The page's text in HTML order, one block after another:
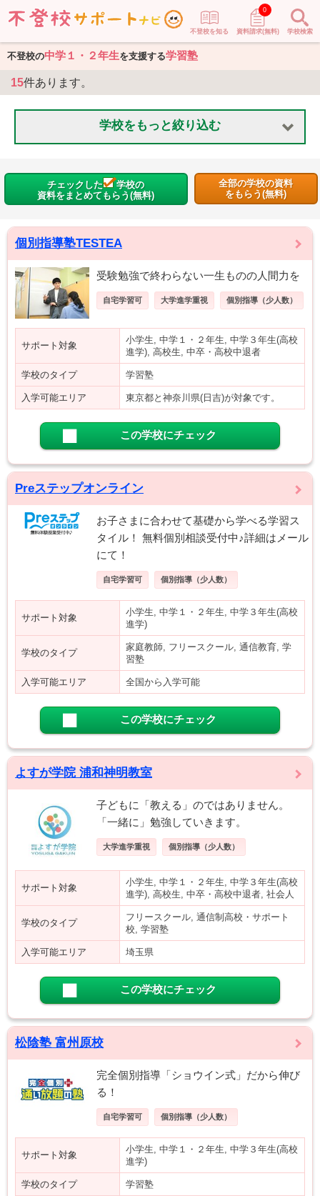
不登校を知る 資料請求(無料)
0
学校検索
不登校の中学１・２年生を支援する学習塾
15件あります。
学校をもっと絞り込む
チェックした
学校の
資料をまとめてもらう(無料)
全部の学校の資料
をもらう(無料)
個別指導塾TESTEA
受験勉強で終わらない一生ものの人間力を
自宅学習可 大学進学重視 個別指導（少人数）
サポート対象
小学生, 中学１・２年生, 中学３年生(高校
進学), 高校生, 中卒・高校中退者
学校のタイプ 学習塾
入学可能エリア 東京都と神奈川県(日吉)が対象です。
この学校にチェック
Preステップオンライン
お子さまに合わせて基礎から学べる学習ス
タイル！ 無料個別相談受付中♪詳細はメール
にて！
自宅学習可 個別指導（少人数）
サポート対象
小学生, 中学１・２年生, 中学３年生(高校
進学)
学校のタイプ
家庭教師, フリースクール, 通信教育, 学
習塾
入学可能エリア 全国から入学可能
この学校にチェック
よすが学院 浦和神明教室
子どもに「教える」のではありません。
「一緒に」勉強していきます。
大学進学重視 個別指導（少人数）
サポート対象
小学生, 中学１・２年生, 中学３年生(高校
進学), 高校生, 中卒・高校中退者, 社会人
学校のタイプ
フリースクール, 通信制高校・サポート
校, 学習塾
入学可能エリア 埼玉県
この学校にチェック
松陰塾 富州原校
完全個別指導「ショウイン式」だから伸び
る！
自宅学習可 個別指導（少人数）
サポート対象
小学生, 中学１・２年生, 中学３年生(高校
進学)
学校のタイプ 学習塾